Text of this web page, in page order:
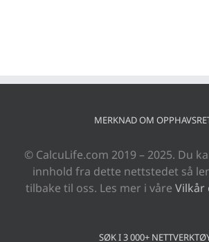
MERKNAD OM
© CalcuLife.com 2019 – 2025. Du
innhold fra dette nettstedet så
tilbake til oss. Les mer i våre Vilkår
SØK I 3 000+